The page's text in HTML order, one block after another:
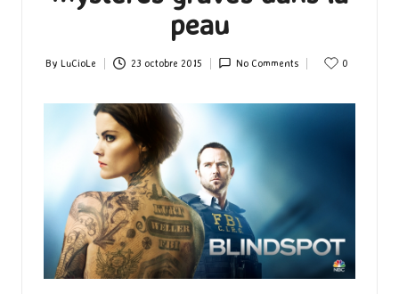
peau
Posted
By LuCioLe 23 octobre 2015 No Comments 0